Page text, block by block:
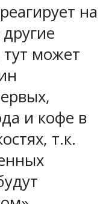
на
может
и кофе в
т.к.